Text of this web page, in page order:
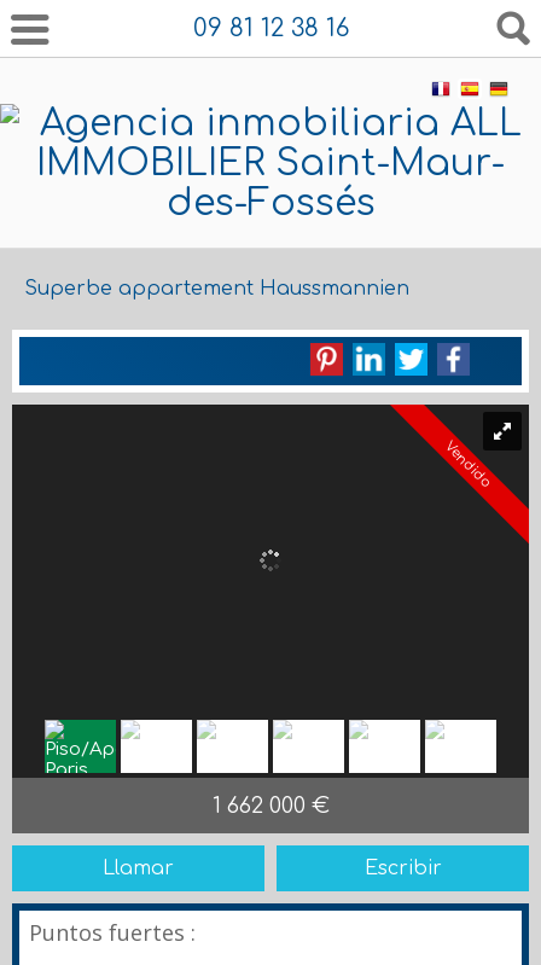
09 81 12 38 16
Superbe appartement Haussmannien
Vendido
1 662 000 €
Llamar Escribir
Puntos fuertes :